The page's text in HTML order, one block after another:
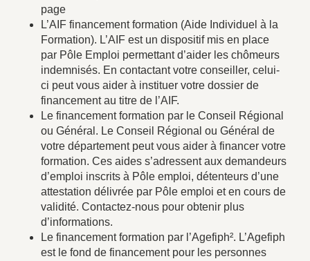
page
L’AIF financement formation (Aide Individuel à la
Formation). L’AIF est un dispositif mis en place
par Pôle Emploi permettant d’aider les chômeurs
indemnisés. En contactant votre conseiller, celui-
ci peut vous aider à instituer votre dossier de
financement au titre de l’AIF.
Le financement formation par le Conseil Régional
ou Général. Le Conseil Régional ou Général de
votre département peut vous aider à financer votre
formation. Ces aides s’adressent aux demandeurs
d’emploi inscrits à Pôle emploi, détenteurs d’une
attestation délivrée par Pôle emploi et en cours de
validité. Contactez-nous pour obtenir plus
d’informations.
Le financement formation par l’Agefiph². L’Agefiph
est le fond de financement pour les personnes